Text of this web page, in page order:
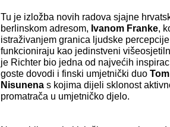
Tu je izložba novih radova sjajne
berlinskom adresom, Ivanom Franke,
istraživanjem granica ljudske
funkcioniraju kao jedinstveni
je Richter bio jedna od najvećih
goste dovodi i finski umjetnički duo
Nisunenas kojima dijeli sklonost
promatrača u umjetničko djelo.